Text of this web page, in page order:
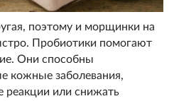
поэтому и морщинки на
Пробиотики помогают
Они способны
кожные заболевания,
реакции или снижать